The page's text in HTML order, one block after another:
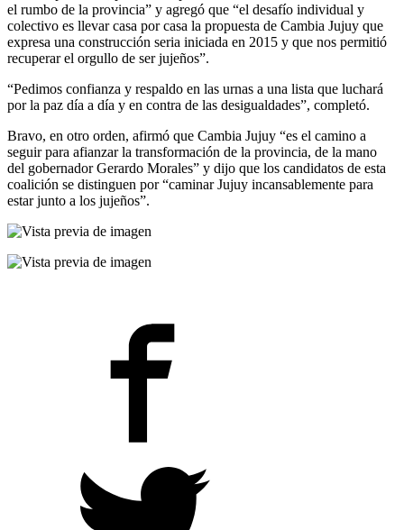
el rumbo de la provincia” y agregó que “el desafío individual y
colectivo es llevar casa por casa la propuesta de Cambia Jujuy que
expresa una construcción seria iniciada en 2015 y que nos permitió
recuperar el orgullo de ser jujeños”.
“Pedimos confianza y respaldo en las urnas a una lista que luchará
por la paz día a día y en contra de las desigualdades”, completó.
Bravo, en otro orden, afirmó que Cambia Jujuy “es el camino a
seguir para afianzar la transformación de la provincia, de la mano
del gobernador Gerardo Morales” y dijo que los candidatos de esta
coalición se distinguen por “caminar Jujuy incansablemente para
estar junto a los jujeños”.